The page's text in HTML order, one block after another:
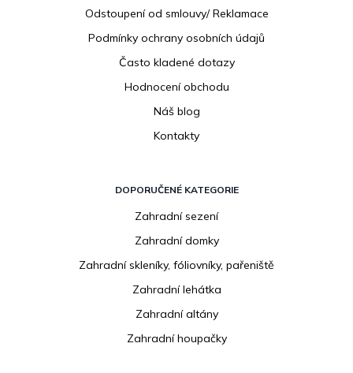
Odstoupení od smlouvy/ Reklamace
Podmínky ochrany osobních údajů
Často kladené dotazy
Hodnocení obchodu
Náš blog
Kontakty
DOPORUČENÉ KATEGORIE
Zahradní sezení
Zahradní domky
Zahradní skleníky, fóliovníky, pařeniště
Zahradní lehátka
Zahradní altány
Zahradní houpačky